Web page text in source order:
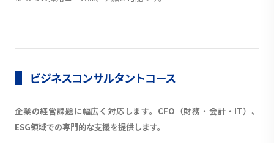
ビジネスコンサルタントコース
企業の経営課題に幅広く対応します。CFO（財務・会計・IT）、
ESG領域での専門的な支援を提供します。